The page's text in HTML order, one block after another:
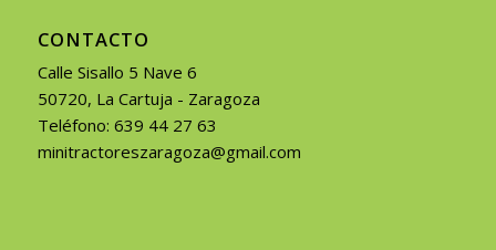
CONTACTO
Calle Sisallo 5 Nave 6
50720, La Cartuja - Zaragoza
Teléfono: 639 44 27 63
minitractoreszaragoza@gmail.com